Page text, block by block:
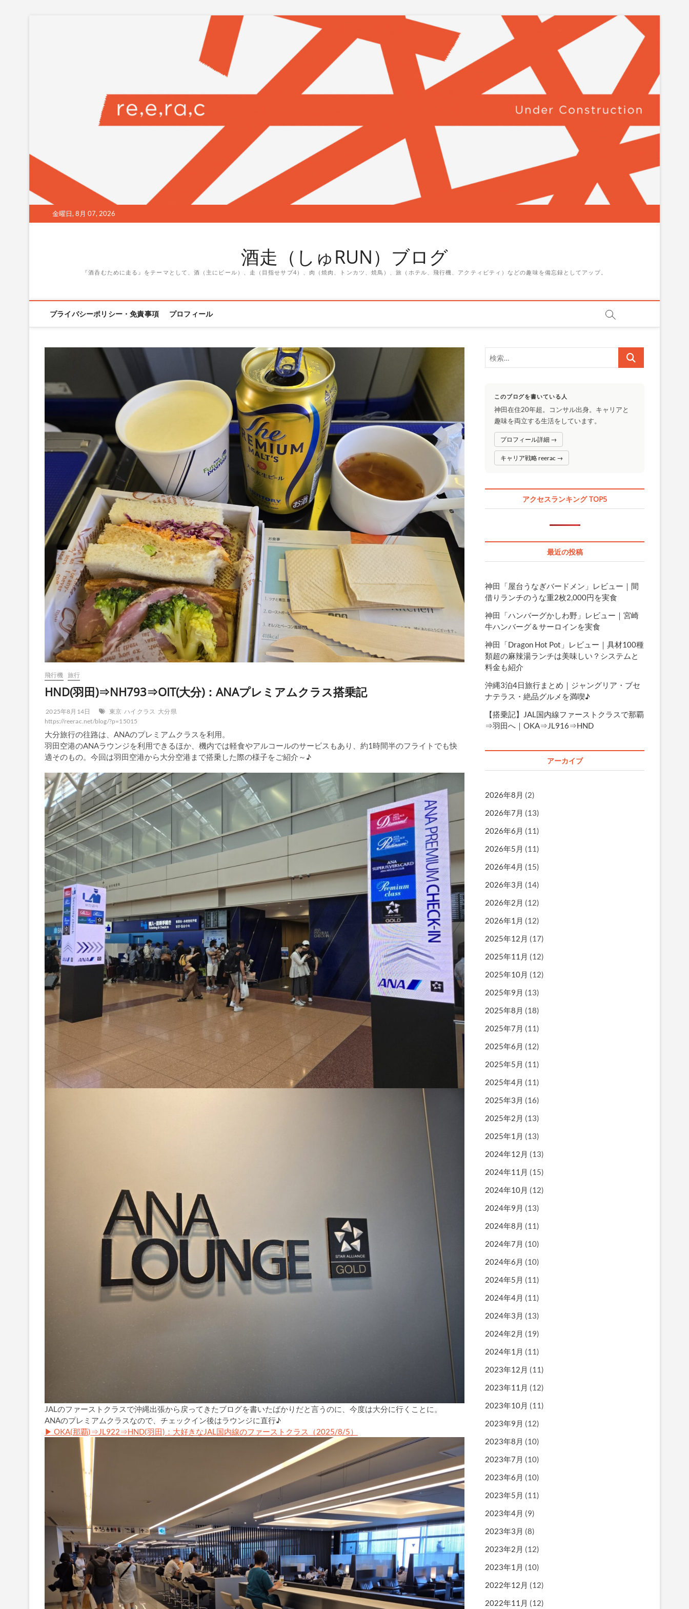
金曜日, 8月 07, 2026
酒走（しゅRUN）ブログ
『酒呑むために走る』をテーマとして、酒（主にビール）、走（目指せサブ4）、肉（焼肉、トンカツ、焼鳥）、旅（ホテル、飛行機、アクティビティ）などの趣味を備忘録としてアップ。
プライバシーポリシー・免責事項 プロフィール
飛行機 旅行
HND(羽田)⇒NH793⇒OIT(大分)：ANAプレミアムクラス搭乗記
2025年8月14日 東京 ハイクラス 大分県
https://reerac.net/blog/?p=15015
大分旅行の往路は、ANAのプレミアムクラスを利用。
羽田空港のANAラウンジを利用できるほか、機内では軽食やアルコールのサービスもあり、約1時間半のフライトでも快
適そのもの。今回は羽田空港から大分空港まで搭乗した際の様子をご紹介～♪
JALのファーストクラスで沖縄出張から戻ってきたブログを書いたばかりだと言うのに、今度は大分に行くことに。
ANAのプレミアムクラスなので、チェックイン後はラウンジに直行♪
▶ OKA(那覇)⇒JL922⇒HND(羽田)：大好きなJAL国内線のファーストクラス（2025/8/5）
索…
このブログを書いている人
神田在住20年超。コンサル出身。キャリアと
趣味を両立する生活をしています。
プロフィール詳細 →
キャリア戦略 reerac →
アクセスランキング TOP5
最近の投稿
神田「屋台うなぎバードメン」レビュー｜間
借りランチのうな重2枚2,000円を実食
神田「ハンバーグかしわ野」レビュー｜宮崎
牛ハンバーグ＆サーロインを実食
神田「Dragon Hot Pot」レビュー｜具材100種
類超の麻辣湯ランチは美味しい？システムと
料金も紹介
沖縄3泊4日旅行まとめ｜ジャングリア・ブセ
ナテラス・絶品グルメを満喫♪
【搭乗記】JAL国内線ファーストクラスで那覇
⇒羽田へ｜OKA⇒JL916⇒HND
アーカイブ
2026年8月 (2)
2026年7月 (13)
2026年6月 (11)
2026年5月 (11)
2026年4月 (15)
2026年3月 (14)
2026年2月 (12)
2026年1月 (12)
2025年12月 (17)
2025年11月 (12)
2025年10月 (12)
2025年9月 (13)
2025年8月 (18)
2025年7月 (11)
2025年6月 (12)
2025年5月 (11)
2025年4月 (11)
2025年3月 (16)
2025年2月 (13)
2025年1月 (13)
2024年12月 (13)
2024年11月 (15)
2024年10月 (12)
2024年9月 (13)
2024年8月 (11)
2024年7月 (10)
2024年6月 (10)
2024年5月 (11)
2024年4月 (11)
2024年3月 (13)
2024年2月 (19)
2024年1月 (11)
2023年12月 (11)
2023年11月 (12)
2023年10月 (11)
2023年9月 (12)
2023年8月 (10)
2023年7月 (10)
2023年6月 (10)
2023年5月 (11)
2023年4月 (9)
2023年3月 (8)
2023年2月 (12)
2023年1月 (10)
2022年12月 (12)
2022年11月 (12)